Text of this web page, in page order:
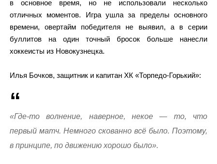
в основное время, но не использовали несколько
отличных моментов. Игра ушла за пределы основного
времени, овертайм победителя не выявил, а в серии
буллитов на один точный бросок больше нанесли
хоккеисты из Новокузнецка.
Илья Бочков, защитник и капитан ХК «Торпедо-Горький»:
«Где-то волнение, наверное, некое — то, что
первый матч. Немного скованно всё было. Поэтому,
в принципе, по движению хорошо было».